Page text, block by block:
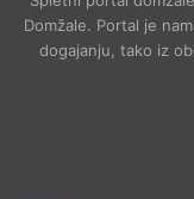
Domžale. Portal je
dogajanju, tako iz